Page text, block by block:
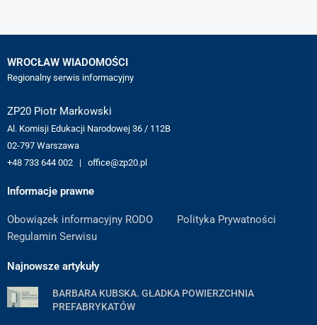
WROCŁAW WIADOMOŚCI
Regionalny serwis informacyjny
ZP20 Piotr Markowski
Al. Komisji Edukacji Narodowej 36 / 112B
02-797 Warszawa
+48 733 644 002 | office@zp20.pl
Informacje prawne
Obowiązek informacyjny RODO
Polityka Prywatności
Regulamin Serwisu
Najnowsze artykuły
BARBARA KUBSKA. GŁADKA POWIERZCHNIA
PREFABRYKATÓW